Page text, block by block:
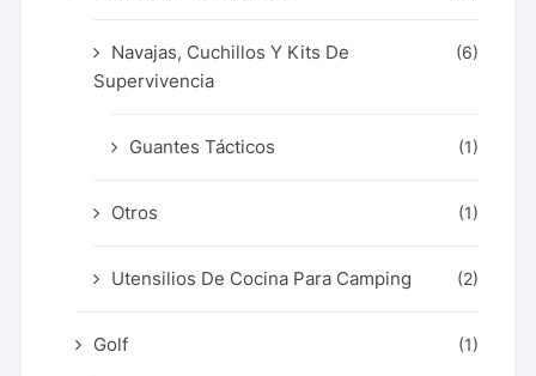
Navajas, Cuchillos Y Kits De
Supervivencia
(6)
Guantes Tácticos (1)
Otros (1)
Utensilios De Cocina Para Camping (2)
Golf (1)